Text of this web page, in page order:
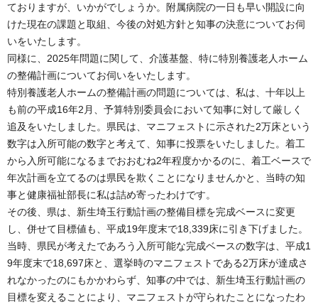
ておりますが、いかがでしょうか。附属病院の一日も早い開設に向
けた現在の課題と取組、今後の対処方針と知事の決意についてお伺
いをいたします。
同様に、2025年問題に関して、介護基盤、特に特別養護老人ホーム
の整備計画についてお伺いをいたします。
特別養護老人ホームの整備計画の問題については、私は、十年以上
も前の平成16年2月、予算特別委員会において知事に対して厳しく
追及をいたしました。県民は、マニフェストに示された2万床という
数字は入所可能の数字と考えて、知事に投票をいたしました。着工
から入所可能になるまでおおむね2年程度かかるのに、着工ベースで
年次計画を立てるのは県民を欺くことになりませんかと、当時の知
事と健康福祉部長に私は詰め寄ったわけです。
その後、県は、新生埼玉行動計画の整備目標を完成ベースに変更
し、併せて目標値も、平成19年度末で18,339床に引き下げました。
当時、県民が考えたであろう入所可能な完成ベースの数字は、平成1
9年度末で18,697床と、選挙時のマニフェストである2万床が達成さ
れなかったのにもかかわらず、知事の中では、新生埼玉行動計画の
目標を変えることにより、マニフェストが守られたことになったわ